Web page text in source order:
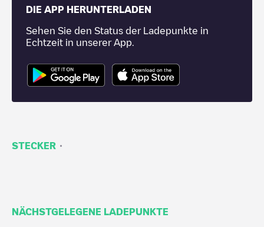
DIE APP HERUNTERLADEN
Sehen Sie den Status der Ladepunkte in
Echtzeit in unserer App.
STECKER ·
NÄCHSTGELEGENE LADEPUNKTE